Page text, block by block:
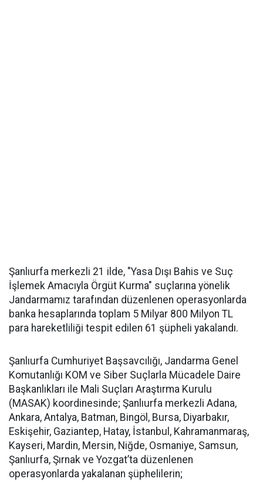
Şanlıurfa merkezli 21 ilde, "Yasa Dışı Bahis ve Suç
İşlemek Amacıyla Örgüt Kurma" suçlarına yönelik
Jandarmamız tarafından düzenlenen operasyonlarda
banka hesaplarında toplam 5 Milyar 800 Milyon TL
para hareketliliği tespit edilen 61 şüpheli yakalandı.
Şanlıurfa Cumhuriyet Başsavcılığı, Jandarma Genel
Komutanlığı KOM ve Siber Suçlarla Mücadele Daire
Başkanlıkları ile Mali Suçları Araştırma Kurulu
(MASAK) koordinesinde; Şanlıurfa merkezli Adana,
Ankara, Antalya, Batman, Bingöl, Bursa, Diyarbakır,
Eskişehir, Gaziantep, Hatay, İstanbul, Kahramanmaraş,
Kayseri, Mardin, Mersin, Niğde, Osmaniye, Samsun,
Şanlıurfa, Şırnak ve Yozgat’ta düzenlenen
operasyonlarda yakalanan şüphelilerin;